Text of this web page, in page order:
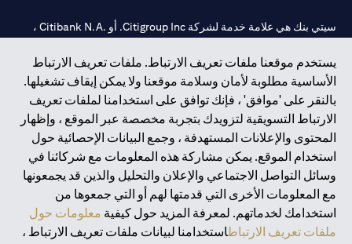
يستخدم موقعنا ملفات تعريف الارتباط. ملفات تعريف الارتباط
الأساسية مطلوبة لأمان وسلامة موقعنا ولا يمكن إيقاف تشغيلها.
بالنقر على 'موافق' ، فإنك توافق على استخدامنا لملفات تعريف
الارتباط التسويقية لتزويدك بتجربة مخصصة عبر الموقع ، وإظهار
المحتوى والإعلانات المستهدفة ، وجمع البيانات الإحصائية حول
استخدام الموقع. يمكن مشاركة هذه المعلومات مع شركائنا في
وسائل التواصل الاجتماعي والإعلان والتحليل والذين قد يجمعونها
مع المعلومات الأخرى التي قدمتها لهم أو التي جمعوها من
استخدامك لخدماتهم. لمعرفة المزيد حول كيفية معلومات حول
ملفات تعريف الارتباطاستخدامنا لبيانات ملفات تعريف الارتباط ،
سيتي بنك هي علامة خدمة لشركة Citigroup Inc. أو .Citibank N.A ،
سيتي بنك إن. إيه. الإمارات مسجل لدى مصرف الإمارات المركزي تحت
أرقام التراخيص 202563 لفرع الوصل في دبي، 531989 لفرع مول
الإمارات في دبي، و CN-1002019 لفرع أبوظبي. هاتف: 4000 311 04.
فرع سيتي بنك إن إيه - الإمارات العربية المتحدة مرخص من مصرف
الإمارات العربية المتحدة المركزي كفرع لبنك أجنبي.
سيتي بنك إن إيه الإمارات العربية المتحدة مرخص من هيئة الأوراق المالية
والسلع في الإمارات العربية المتحدة ("SCA") للقيام بالنشاط المالي لـ أ)
الاستشارات المالية والتعريف والترويج بموجب ترخيص رقم
20200000097 ب) وسيط تداول في الأسواق الدولية بموجب ترخيص